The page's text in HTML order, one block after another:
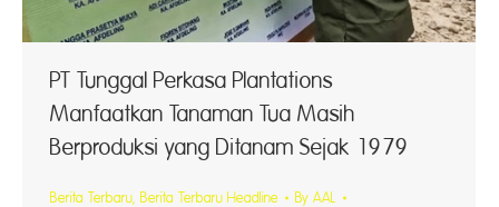
PT Tunggal Perkasa Plantations
Manfaatkan Tanaman Tua Masih
Berproduksi yang Ditanam Sejak 1979
Berita Terbaru, Berita Terbaru Headline By AAL